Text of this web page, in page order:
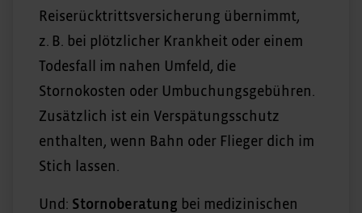
Reiserücktrittsversicherung übernimmt,
z. B. bei plötzlicher Krankheit oder einem
Todesfall im nahen Umfeld, die
Stornokosten oder Umbuchungsgebühren.
Zusätzlich ist ein Verspätungsschutz
enthalten, wenn Bahn oder Flieger dich im
Stich lassen.
Und: Stornoberatung bei medizinischen